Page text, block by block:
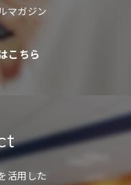
マガジン
こちら
活用した